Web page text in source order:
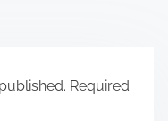
Required